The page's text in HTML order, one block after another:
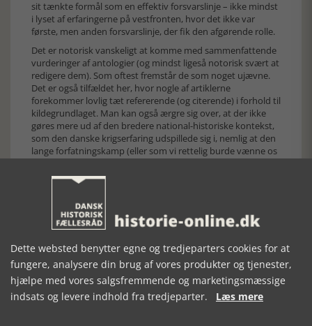
sit tænkte formål som en effektiv forsvarslinje – ikke mindst
i lyset af erfaringerne på vestfronten, hvor det ikke var
første, men anden forsvarslinje, der fik den afgørende rolle.
Det er notorisk vanskeligt at komme med sammenfattende
vurderinger af antologier (og mindst ligeså notorisk svært at
redigere dem). Som oftest fremstår de som noget ujævne.
Det er også tilfældet her, hvor nogle af artiklerne
forekommer lovlig tæt refererende (og citerende) i forhold til
kildegrundlaget. Man kan også ærgre sig over, at der ikke
gøres mere ud af den bredere national-historiske kontekst,
som den danske krigserfaring udspillede sig i, nemlig at den
lange forfatningskamp (eller som vi rettelig burde vænne os
nærværende erindring, som danner tydeligt bagtæppe for
myndighederne. Tilsvarende kunne man også ønske sig, at
forfatterne forsøgte at placere den danske krigserfaring i et
komparativt perspektiv. Det ville – for nu at tage et enkelt
indkaldte dobbeltidentiteter som soldater og civile med den
amerikanske historiker Leonard Smiths analyser af franske
soldateridentiteter.
Når dette er skrevet (og anmelderen således har
Dette websted benytter egne og tredjeparters cookies for at
fungere, analysere din brug af vores produkter og tjenester,
hjælpe med vores salgsfremmende og marketingsmæssige
indsats og levere indhold fra tredjeparter. Læs mere